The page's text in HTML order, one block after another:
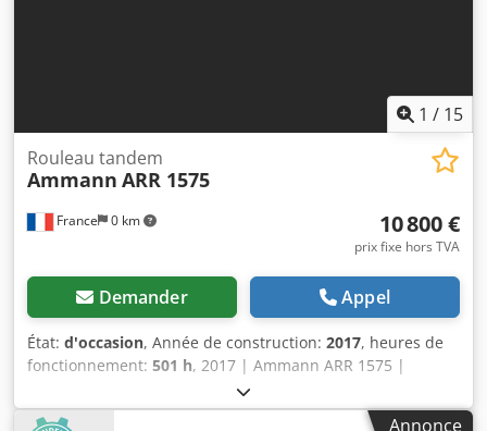
1 / 15
France 0 km
Rouleau tandem
Ammann ARR 1575
10 800 €
prix fixe hors TVA
Demander Appel
État: d'occasion, Année de construction: 2017, heures de
fonctionnement: 501 h, 2017 | Ammann ARR 1575 |
Rouleau tandem d’occasion | 501 heures 📍Localisation :
France 🚛 Livraison disponible à votre destination – Utilisez
Annonce